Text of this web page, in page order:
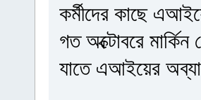
কর্মীদের কাছে
গত অক্টোবরে মার্কিন
যাতে এআইয়ের